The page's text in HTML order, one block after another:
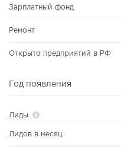
Зарплатный фонд
Ремонт
Открыто предприятий в РФ
Год появления
Лиды
Лидов в месяц